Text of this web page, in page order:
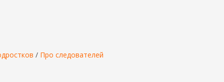
/ Про следователей